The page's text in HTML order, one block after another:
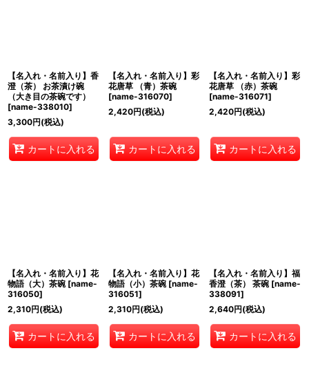
【名入れ・名前入り】香
澄（茶） お茶漬け碗
（大き目の茶碗です）
[name-338010]
3,300円(税込)
カートに入れる
【名入れ・名前入り】彩
花唐草 （青）茶碗
[name-316070]
2,420円(税込)
カートに入れる
【名入れ・名前入り】彩
花唐草 （赤）茶碗
[name-316071]
2,420円(税込)
カートに入れる
【名入れ・名前入り】花
物語（大）茶碗 [name-
316050]
2,310円(税込)
カートに入れる
【名入れ・名前入り】花
物語（小）茶碗 [name-
316051]
2,310円(税込)
カートに入れる
【名入れ・名前入り】福
香澄（茶） 茶碗 [name-
338091]
2,640円(税込)
カートに入れる